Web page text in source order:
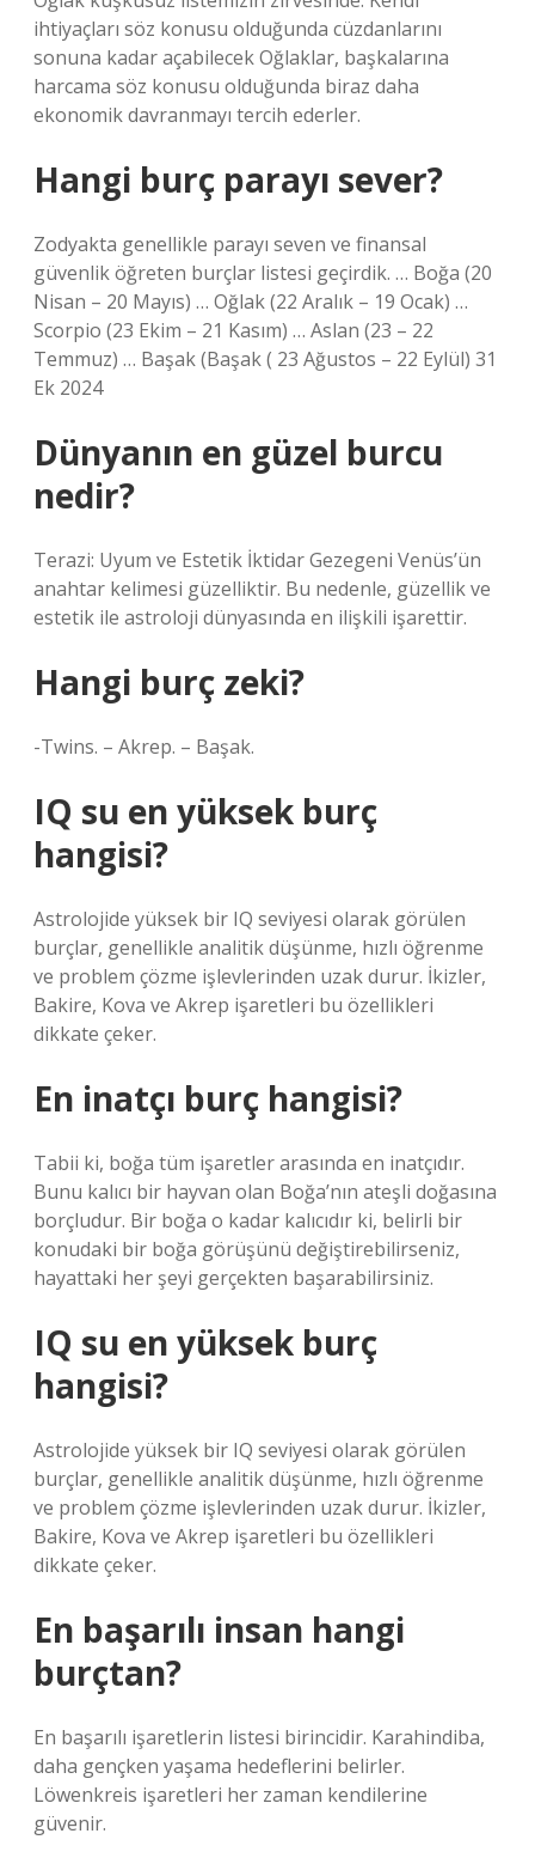
ihtiyaçları söz konusu olduğunda cüzdanlarını
sonuna kadar açabilecek Oğlaklar, başkalarına
harcama söz konusu olduğunda biraz daha
ekonomik davranmayı tercih ederler.
Hangi burç parayı sever?
Zodyakta genellikle parayı seven ve finansal
güvenlik öğreten burçlar listesi geçirdik. … Boğa (20
Nisan – 20 Mayıs) … Oğlak (22 Aralık – 19 Ocak) …
Scorpio (23 Ekim – 21 Kasım) … Aslan (23 – 22
Temmuz) … Başak (Başak ( 23 Ağustos – 22 Eylül) 31
Ek 2024
Dünyanın en güzel burcu
nedir?
Terazi: Uyum ve Estetik İktidar Gezegeni Venüs’ün
anahtar kelimesi güzelliktir. Bu nedenle, güzellik ve
estetik ile astroloji dünyasında en ilişkili işarettir.
Hangi burç zeki?
-Twins. – Akrep. – Başak.
IQ su en yüksek burç
hangisi?
Astrolojide yüksek bir IQ seviyesi olarak görülen
burçlar, genellikle analitik düşünme, hızlı öğrenme
ve problem çözme işlevlerinden uzak durur. İkizler,
Bakire, Kova ve Akrep işaretleri bu özellikleri
dikkate çeker.
En inatçı burç hangisi?
Tabii ki, boğa tüm işaretler arasında en inatçıdır.
Bunu kalıcı bir hayvan olan Boğa’nın ateşli doğasına
borçludur. Bir boğa o kadar kalıcıdır ki, belirli bir
konudaki bir boğa görüşünü değiştirebilirseniz,
hayattaki her şeyi gerçekten başarabilirsiniz.
IQ su en yüksek burç
hangisi?
Astrolojide yüksek bir IQ seviyesi olarak görülen
burçlar, genellikle analitik düşünme, hızlı öğrenme
ve problem çözme işlevlerinden uzak durur. İkizler,
Bakire, Kova ve Akrep işaretleri bu özellikleri
dikkate çeker.
En başarılı insan hangi
burçtan?
En başarılı işaretlerin listesi birincidir. Karahindiba,
daha gençken yaşama hedeflerini belirler.
Löwenkreis işaretleri her zaman kendilerine
güvenir.